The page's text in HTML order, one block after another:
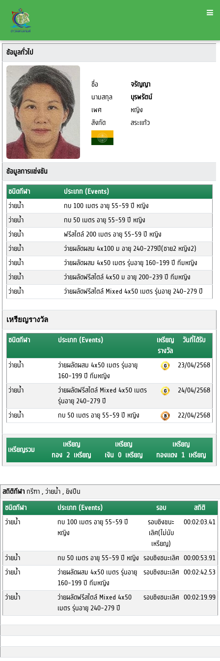
ข้อมูลทั่วไป
ชื่อ
จรัญญา
นามสกุล
บุรพรัตน์
เพศ
หญิง
สังกัด
สระแก้ว
ข้อมูลการแข่งขัน
ชนิดกีฬา
ประเภท (Events)
ว่ายน้ำ
กบ 100 เมตร อายุ 55-59 ปี หญิง
ว่ายน้ำ
กบ 50 เมตร อายุ 55-59 ปี หญิง
ว่ายน้ำ
ฟรีสไตล์ 200 เมตร อายุ 55-59 ปี หญิง
ว่ายน้ำ
ว่ายผลัดผสม 4x100 ม อายุ 240-279ปี(ชาย2 หญิง2)
ว่ายน้ำ
ว่ายผลัดผสม 4x50 เมตร รุ่นอายุ 160-199 ปี ทีมหญิง
ว่ายน้ำ
ว่ายผลัดฟรีสไตล์ 4x50 ม อายุ 200-239 ปี ทีมหญิง
ว่ายน้ำ
ว่ายผลัดฟรีสไตล์ Mixed 4x50 เมตร รุ่นอายุ 240-279 ปี
เหรียญรางวัล
ชนิดกีฬา ประเภท (Events)
เหรียญ
รางวัล
วันที่ได้รับ
ว่ายน้ำ
ว่ายผลัดผสม 4x50 เมตร รุ่นอายุ
160-199 ปี ทีมหญิง
23/04/2568
ว่ายน้ำ
ว่ายผลัดฟรีสไตล์ Mixed 4x50 เมตร
รุ่นอายุ 240-279 ปี
24/04/2568
ว่ายน้ำ กบ 50 เมตร อายุ 55-59 ปี หญิง 22/04/2568
เหรียญรวม
เหรียญ
ทอง 2 เหรียญ
เหรียญ
เงิน 0 เหรียญ
เหรียญ
ทองแดง 1 เหรียญ
สถิติกีฬากรีฑา , ว่ายน้ำ , ยิงปืน
ชนิดกีฬา
ประเภท (Events) รอบ
สถิติ
ว่ายน้ำ
กบ 100 เมตร อายุ 55-59 ปี
หญิง
รอบชิงขนะ
เลิศ(ไม่นับ
เหรียญ)
00:02:03.41
ว่ายน้ำ กบ 50 เมตร อายุ 55-59 ปี หญิง รอบชิงชนะเลิศ 00:00:53.91
ว่ายน้ำ
ว่ายผลัดผสม 4x50 เมตร รุ่นอายุ
160-199 ปี ทีมหญิง
รอบชิงชนะเลิศ 00:02:42.53
ว่ายน้ำ
ว่ายผลัดฟรีสไตล์ Mixed 4x50
เมตร รุ่นอายุ 240-279 ปี
รอบชิงชนะเลิศ 00:02:19.99